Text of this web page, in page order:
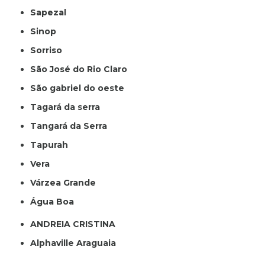
Sapezal
Sinop
Sorriso
São José do Rio Claro
São gabriel do oeste
Tagará da serra
Tangará da Serra
Tapurah
Vera
Várzea Grande
Água Boa
ANDREIA CRISTINA
Alphaville Araguaia